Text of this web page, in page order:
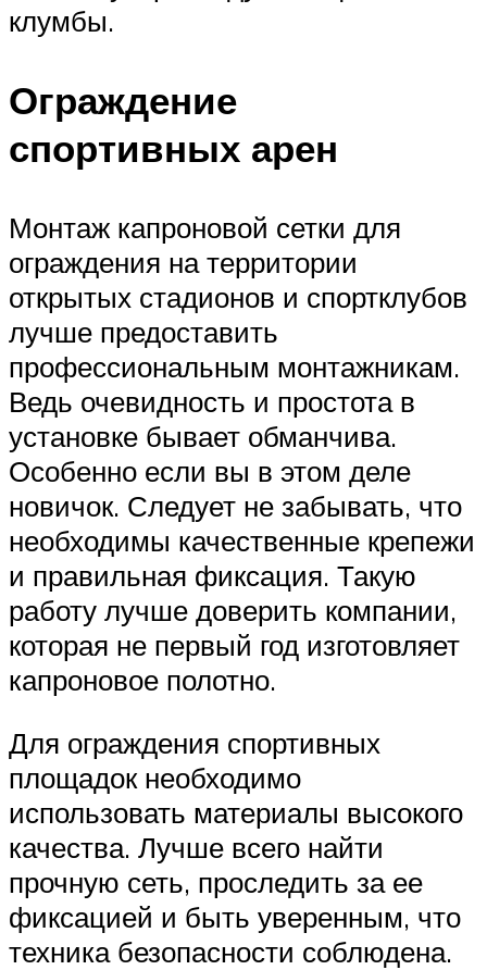
клумбы.
Ограждение
спортивных арен
Монтаж капроновой сетки для
ограждения на территории
открытых стадионов и спортклубов
лучше предоставить
профессиональным монтажникам.
Ведь очевидность и простота в
установке бывает обманчива.
Особенно если вы в этом деле
новичок. Следует не забывать, что
необходимы качественные крепежи
и правильная фиксация. Такую
работу лучше доверить компании,
которая не первый год изготовляет
капроновое полотно.
Для ограждения спортивных
площадок необходимо
использовать материалы высокого
качества. Лучше всего найти
прочную сеть, проследить за ее
фиксацией и быть уверенным, что
техника безопасности соблюдена.